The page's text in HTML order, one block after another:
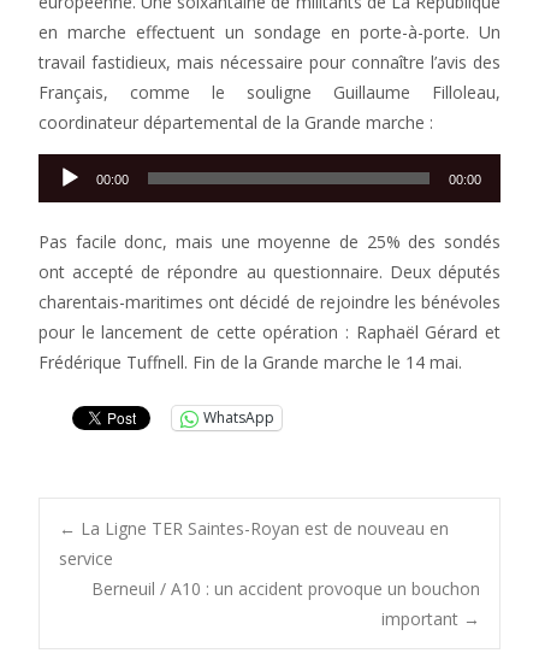
en marche effectuent un sondage en porte-à-porte. Un
travail fastidieux, mais nécessaire pour connaître l’avis des
Français, comme le souligne Guillaume Filloleau,
coordinateur départemental de la Grande marche :
Lecteur
audio
00:00 00:00
Pas facile donc, mais une moyenne de 25% des sondés
ont accepté de répondre au questionnaire. Deux députés
charentais-maritimes ont décidé de rejoindre les bénévoles
pour le lancement de cette opération : Raphaël Gérard et
Frédérique Tuffnell. Fin de la Grande marche le 14 mai.
WhatsApp
Post
navigation
← La Ligne TER Saintes-Royan est de nouveau en
service
Berneuil / A10 : un accident provoque un bouchon
important →